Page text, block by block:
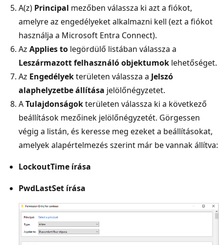
A(z) Principal mezőben válassza ki azt a fiókot,
amelyre az engedélyeket alkalmazni kell (ezt a fiókot
használja a Microsoft Entra Connect).
Az Applies to legördülő listában válassza a
Leszármazott felhasználó objektumok lehetőséget.
Az Engedélyekterületen válassza a Jelszó
alaphelyzetbe állítása jelölőnégyzetet.
ATulajdonságokterületen válassza ki a következő
beállítások mezőinek jelölőnégyzetét. Görgessen
végig a listán, és keresse meg ezeket a beállításokat,
amelyek alapértelmezés szerint már be vannak állítva:
LockoutTime írása
PwdLastSet írása